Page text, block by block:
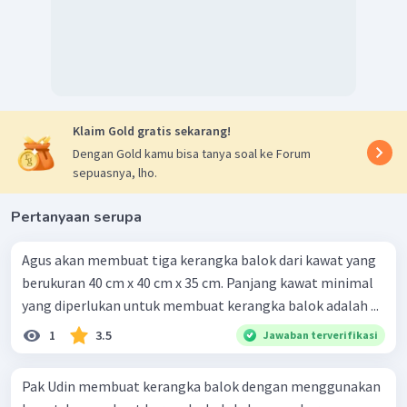
Klaim Gold gratis sekarang!
Dengan Gold kamu bisa tanya soal ke Forum
sepuasnya, lho.
Pertanyaan serupa
Agus akan membuat tiga kerangka balok dari kawat yang
berukuran 40 cm x 40 cm x 35 cm. Panjang kawat minimal
yang diperlukan untuk membuat kerangka balok adalah ...
1 3.5 Jawaban terverifikasi
Pak Udin membuat kerangka balok dengan menggunakan